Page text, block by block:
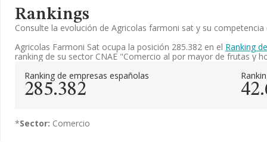
Rankings
Consulte la evolución de Agricolas farmoni sat y su
Agricolas Farmoni Sat ocupa la posición 285.382 en el Ranking
ranking de su sector CNAE "Comercio al por mayor de frutas y
Ranking de empresas españolas
285.382
*Sector: Comercio